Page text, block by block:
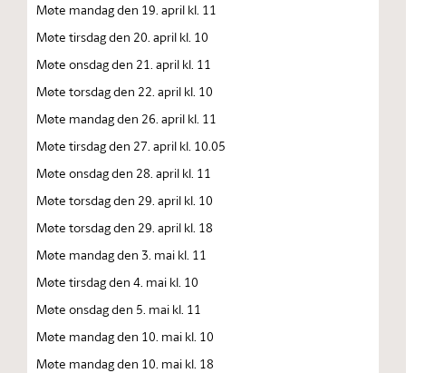
Møte mandag den 19. april kl. 11
Møte tirsdag den 20. april kl. 10
Møte onsdag den 21. april kl. 11
Møte torsdag den 22. april kl. 10
Møte mandag den 26. april kl. 11
Møte tirsdag den 27. april kl. 10.05
Møte onsdag den 28. april kl. 11
Møte torsdag den 29. april kl. 10
Møte torsdag den 29. april kl. 18
Møte mandag den 3. mai kl. 11
Møte tirsdag den 4. mai kl. 10
Møte onsdag den 5. mai kl. 11
Møte mandag den 10. mai kl. 10
Møte mandag den 10. mai kl. 18